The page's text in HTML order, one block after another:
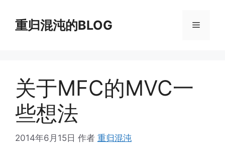
重归混沌的BLOG 菜
关于MFC的MVC一
些想法
2014年6月15日 作者 重归混沌